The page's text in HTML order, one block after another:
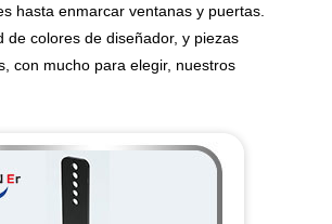
hasta enmarcar ventanas y puertas.
colores de diseñador, y piezas
con mucho para elegir, nuestros